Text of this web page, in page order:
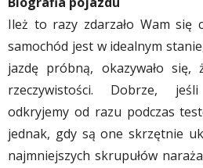
Ileż to razy zdarzało Wam się
samochód jest w idealnym
jazdę próbną, okazywało
rzeczywistości. Dobrze,
odkryjemy od razu podczas
jednak, gdy są one skrzętnie
najmniejszych skrupułów